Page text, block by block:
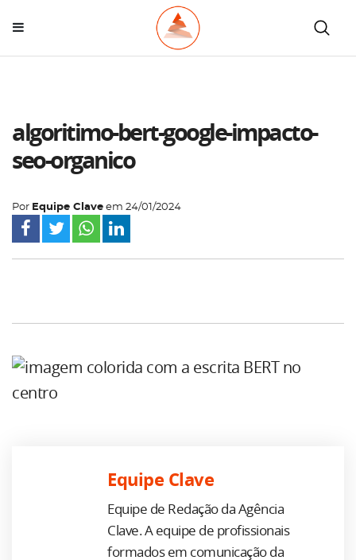
algoritimo-bert-google-impacto-
seo-organico
Por Equipe Clave em 24/01/2024
Equipe Clave
Equipe de Redação da Agência
Clave. A equipe de profissionais
formados em comunicação da